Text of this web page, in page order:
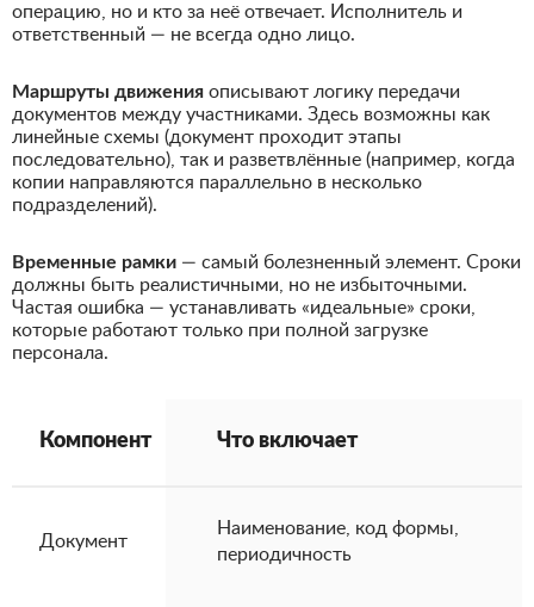
операцию, но и кто за неё отвечает. Исполнитель и
ответственный — не всегда одно лицо.
Маршруты движения описывают логику передачи
документов между участниками. Здесь возможны как
линейные схемы (документ проходит этапы
последовательно), так и разветвлённые (например, когда
копии направляются параллельно в несколько
подразделений).
Временные рамки — самый болезненный элемент. Сроки
должны быть реалистичными, но не избыточными.
Частая ошибка — устанавливать «идеальные» сроки,
которые работают только при полной загрузке
персонала.
Компонент Что включает
Документ
Наименование, код формы,
периодичность